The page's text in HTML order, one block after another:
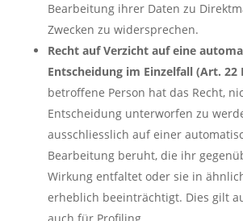
Bearbeitung ihrer Daten zu
Zwecken zu widersprechen.
Recht auf Verzicht auf eine
Entscheidung im Einzelfall (Art. 22
betroffene Person hat das Recht,
Entscheidung unterworfen zu
ausschliesslich auf einer
Bearbeitung beruht, die ihr
Wirkung entfaltet oder sie in
erheblich beeinträchtigt. Dies gilt